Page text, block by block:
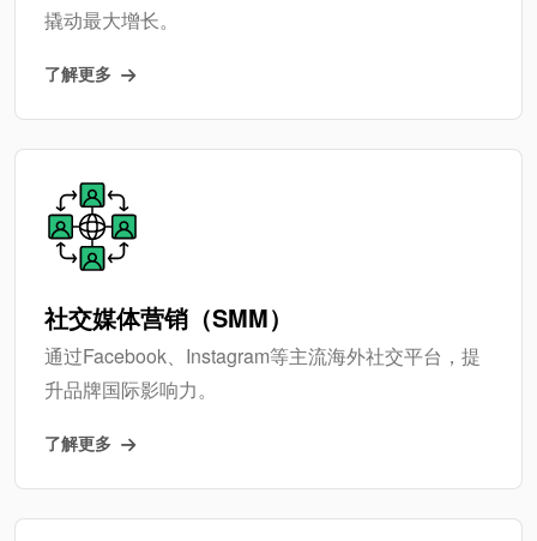
撬动最大增长。
了解更多
社交媒体营销（SMM）
通过Facebook、Instagram等主流海外社交平台，提
升品牌国际影响力。
了解更多